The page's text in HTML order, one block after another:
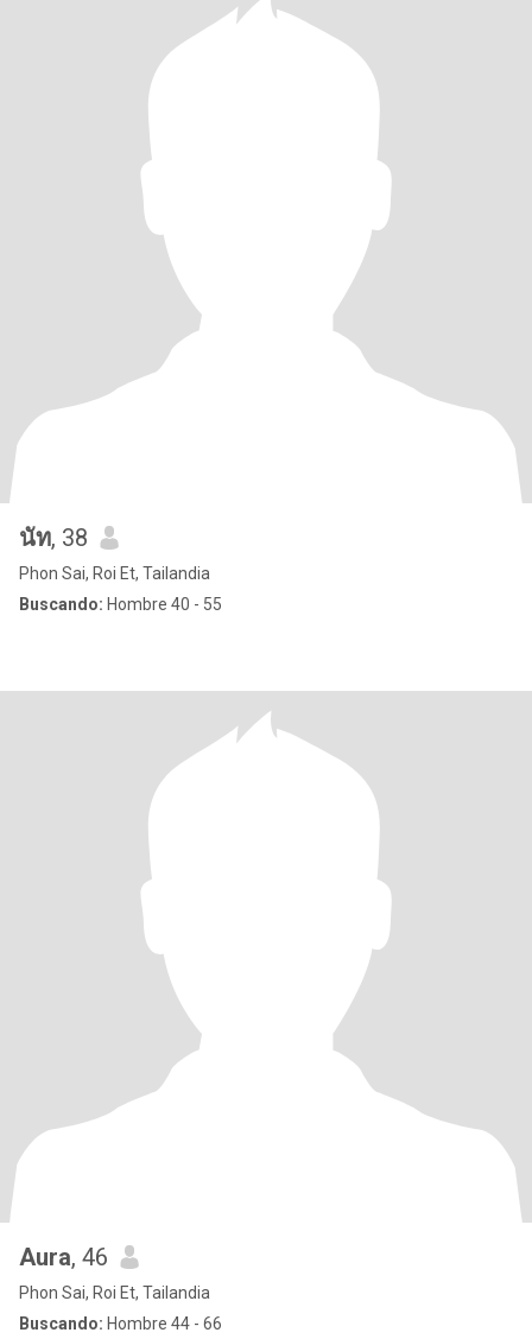
นัท, 38
Phon Sai, Roi Et, Tailandia
Buscando: Hombre 40 - 55
Aura, 46
Phon Sai, Roi Et, Tailandia
Buscando: Hombre 44 - 66